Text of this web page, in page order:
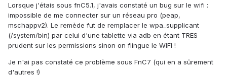
Lorsque j'étais sous fnC5.1, j'avais constaté un bug sur le wifi :
impossible de me connecter sur un réseau pro (peap,
mschappv2). Le remède fut de remplacer le wpa_supplicant
(/system/bin) par celui d'une tablette via adb en étant TRES
prudent sur les permissions sinon on flingue le WIFI !
Je n'ai pas constaté ce problème sous FnC7 (qui en a sûrement
d'autres !)